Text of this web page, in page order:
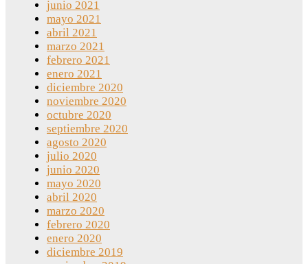
junio 2021
mayo 2021
abril 2021
marzo 2021
febrero 2021
enero 2021
diciembre 2020
noviembre 2020
octubre 2020
septiembre 2020
agosto 2020
julio 2020
junio 2020
mayo 2020
abril 2020
marzo 2020
febrero 2020
enero 2020
diciembre 2019